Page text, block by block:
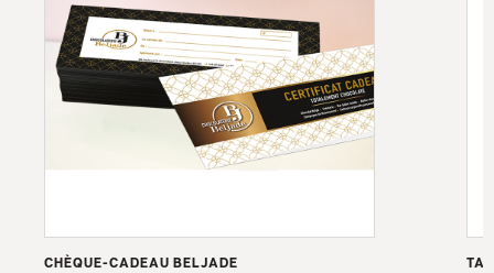
à l’abri de la lumière.
CHÈQUE-CADEAU BELJADE